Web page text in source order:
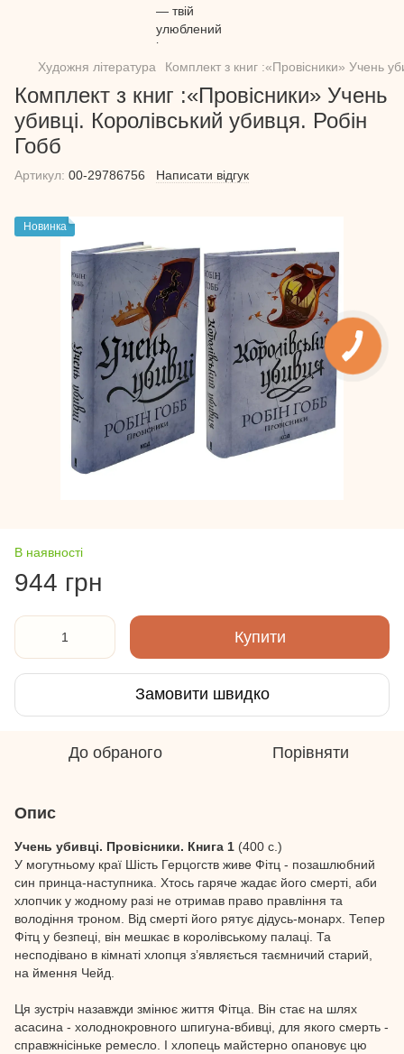
Художня література Комплект з книг :«Провісники» Учень
Комплект з книг :«Провісники» Учень
убивці. Королівський убивця. Робін
Гобб
Артикул: 00-29786756 Написати відгук
Новинка
В наявності
944 грн
Купити
Замовити швидко
До обраного Порівняти
Опис
Учень убивці. Провісники. Книга 1 (400 с.)
У могутньому краї Шість Герцогств живе Фітц - позашлюбний
син принца-наступника. Хтось гаряче жадає його смерті, аби
хлопчик у жодному разі не отримав право правління та
володіння троном. Від смерті його рятує дідусь-монарх. Тепер
Фітц у безпеці, він мешкає в королівському палаці. Та
несподівано в кімнаті хлопця з’являється таємничий старий,
на ймення Чейд.
Ця зустріч назавжди змінює життя Фітца. Він стає на шлях
асасина - холоднокровного шпигуна-вбивці, для якого смерть -
справжнісіньке ремесло. І хлопець майстерно опановує цю